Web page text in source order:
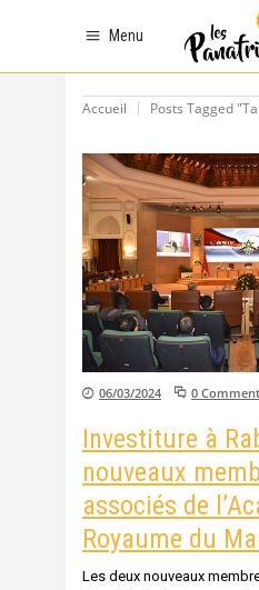
Menu
Accueil Posts Tagged
06/03/2024 0
Investiture à
nouveaux
associés de
Royaume du
Les deux nouveaux